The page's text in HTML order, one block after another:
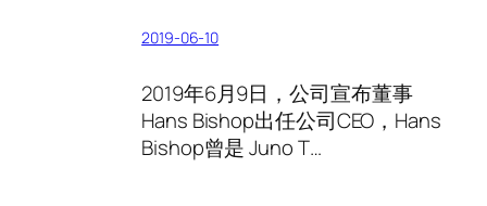
2019-06-10
2019年6月9日，公司宣布董事
Hans Bishop出任公司CEO，Hans
Bishop曾是 Juno T…